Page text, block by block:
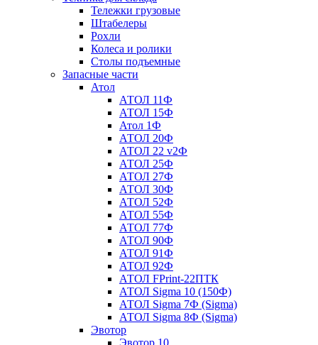
Тележки грузовые
Штабелеры
Рохли
Колеса и ролики
Столы подъемные
Запасные части
Атол
АТОЛ 11Ф
АТОЛ 15Ф
Атол 1Ф
АТОЛ 20Ф
АТОЛ 22 v2Ф
АТОЛ 25Ф
АТОЛ 27Ф
АТОЛ 30Ф
АТОЛ 52Ф
АТОЛ 55Ф
АТОЛ 77Ф
АТОЛ 90Ф
АТОЛ 91Ф
АТОЛ 92Ф
АТОЛ FPrint-22ПТК
АТОЛ Sigma 10 (150Ф)
АТОЛ Sigma 7Ф (Sigma)
АТОЛ Sigma 8Ф (Sigma)
Эвотор
Эвотор 10